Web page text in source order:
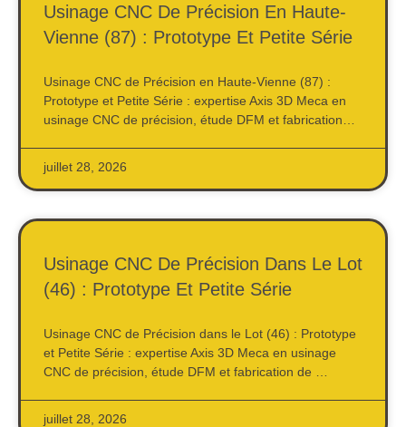
Usinage CNC De Précision En Haute-
Vienne (87) : Prototype Et Petite Série
Usinage CNC de Précision en Haute-Vienne (87) :
Prototype et Petite Série : expertise Axis 3D Meca en
usinage CNC de précision, étude DFM et fabrication…
juillet 28, 2026
Usinage CNC De Précision Dans Le Lot
(46) : Prototype Et Petite Série
Usinage CNC de Précision dans le Lot (46) : Prototype
et Petite Série : expertise Axis 3D Meca en usinage
CNC de précision, étude DFM et fabrication de …
juillet 28, 2026